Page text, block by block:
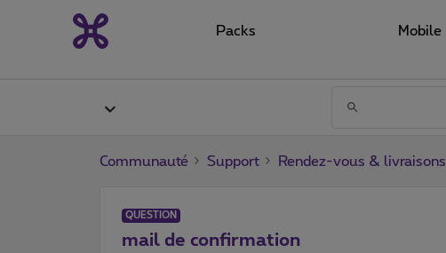
Packs Mobile
Communauté Support Rendez-vous & livraisons
QUESTION
mail de confirmation